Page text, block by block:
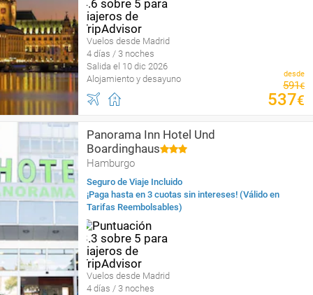
Vuelos desde Madrid
4 días / 3 noches
Salida el 10 dic 2026
Alojamiento y desayuno
desde
591€
537€
Panorama Inn Hotel Und
Boardinghaus
Hamburgo
Seguro de Viaje Incluido
¡Paga hasta en 3 cuotas sin intereses! (Válido en
Tarifas Reembolsables)
Vuelos desde Madrid
4 días / 3 noches